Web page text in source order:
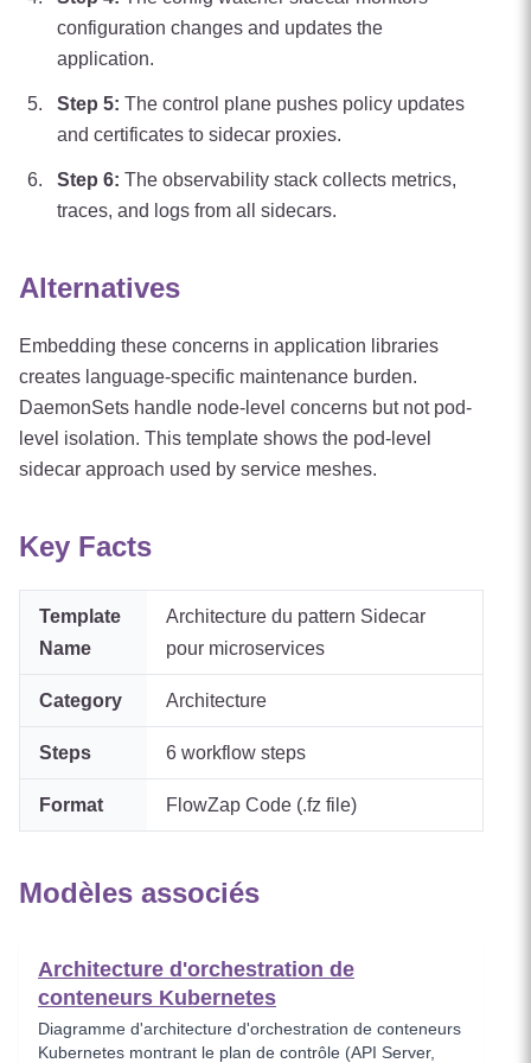
configuration changes and updates the
application.
Step 5: The control plane pushes policy updates
and certificates to sidecar proxies.
Step 6: The observability stack collects metrics,
traces, and logs from all sidecars.
Alternatives
Embedding these concerns in application libraries
creates language-specific maintenance burden.
DaemonSets handle node-level concerns but not pod-
level isolation. This template shows the pod-level
sidecar approach used by service meshes.
Key Facts
Template
Name
Architecture du pattern Sidecar
pour microservices
Category Architecture
Steps 6 workflow steps
Format FlowZap Code (.fz file)
Modèles associés
Architecture d'orchestration de
conteneurs Kubernetes
Diagramme d'architecture d'orchestration de conteneurs
Kubernetes montrant le plan de contrôle (API Server,